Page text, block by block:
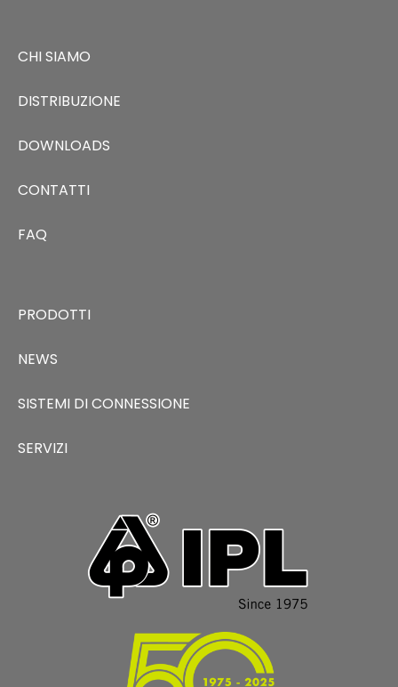
CHI SIAMO
DISTRIBUZIONE
DOWNLOADS
CONTATTI
FAQ
PRODOTTI
NEWS
SISTEMI DI CONNESSIONE
SERVIZI